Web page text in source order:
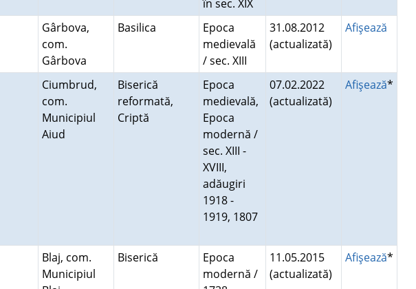
în sec. XIX
Gârbova,
com.
Gârbova
Basilica
Epoca
medievală
/ sec. XIII
31.08.2012
(actualizată)
Afişează
Ciumbrud,
com.
Municipiul
Aiud
Biserică
reformată,
Criptă
Epoca
medievală,
Epoca
modernă /
sec. XIII -
XVIII,
adăugiri
1918 -
1919, 1807
07.02.2022
(actualizată)
Afişează*
Blaj, com.
Municipiul
Biserică
Epoca
modernă /
11.05.2015
(actualizată)
Afişează*